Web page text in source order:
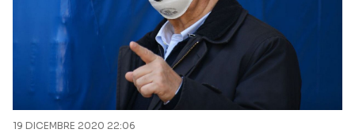
19 DICEMBRE 2020 22:06